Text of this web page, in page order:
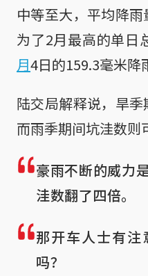
中等至大，平均降
为了2月最高的单日
月4日的159.3毫米降
陆交局解释说，旱季
而雨季期间坑洼数则
豪雨不断的威力
洼数翻了四倍。
那开车人士有注
吗？